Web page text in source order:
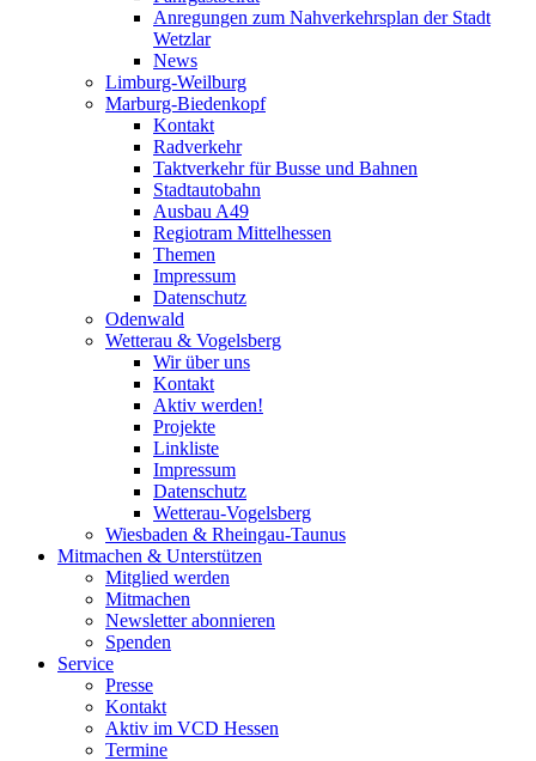
Anregungen zum Nahverkehrsplan der Stadt
Wetzlar
News
Limburg-Weilburg
Marburg-Biedenkopf
Kontakt
Radverkehr
Taktverkehr für Busse und Bahnen
Stadtautobahn
Ausbau A49
Regiotram Mittelhessen
Themen
Impressum
Datenschutz
Odenwald
Wetterau & Vogelsberg
Wir über uns
Kontakt
Aktiv werden!
Projekte
Linkliste
Impressum
Datenschutz
Wetterau-Vogelsberg
Wiesbaden & Rheingau-Taunus
Mitmachen & Unterstützen
Mitglied werden
Mitmachen
Newsletter abonnieren
Spenden
Service
Presse
Kontakt
Aktiv im VCD Hessen
Termine